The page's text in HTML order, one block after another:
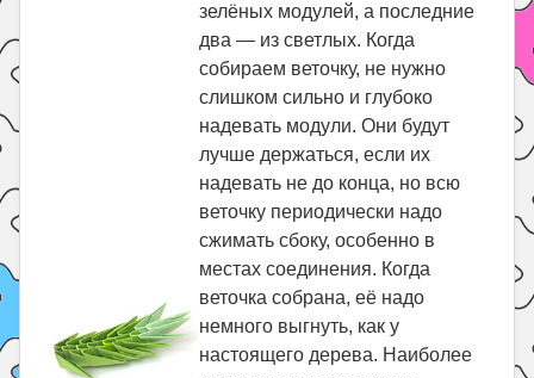
зелёных модулей, а последние
два — из светлых. Когда
собираем веточку, не нужно
слишком сильно и глубоко
надевать модули. Они будут
лучше держаться, если их
надевать не до конца, но всю
веточку периодически надо
сжимать сбоку, особенно в
местах соединения. Когда
веточка собрана, её надо
немного выгнуть, как у
настоящего дерева. Наиболее